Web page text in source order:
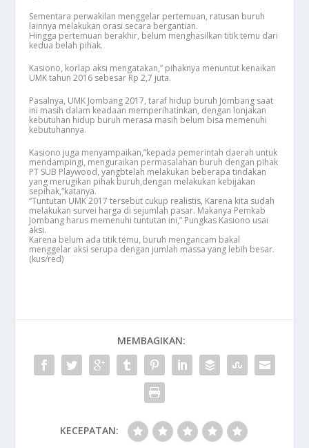
Sementara perwakilan menggelar pertemuan, ratusan buruh
lainnya melakukan orasi secara bergantian.
Hingga pertemuan berakhir, belum menghasilkan titik temu dari
kedua belah pihak.
Kasiono, korlap aksi mengatakan,” pihaknya menuntut kenaikan
UMK tahun 2016 sebesar Rp 2,7 juta.
Pasalnya, UMK Jombang 2017, taraf hidup buruh Jombang saat
ini masih dalam keadaan memperihatinkan, dengan lonjakan
kebutuhan hidup buruh merasa masih belum bisa memenuhi
kebutuhannya.
Kasiono juga menyampaikan,”kepada pemerintah daerah untuk
mendampingi, menguraikan permasalahan buruh dengan pihak
PT SUB Playwood, yangbtelah melakukan beberapa tindakan
yang merugikan pihak buruh,dengan melakukan kebijakan
sepihak,”katanya.
“Tuntutan UMK 2017 tersebut cukup realistis, Karena kita sudah
melakukan survei harga di sejumlah pasar. Makanya Pemkab
Jombang harus memenuhi tuntutan ini,” Pungkas Kasiono usai
aksi.
Karena belum ada titik temu, buruh mengancam bakal
menggelar aksi serupa dengan jumlah massa yang lebih besar.
(kus/red)
MEMBAGIKAN:
KECEPATAN: